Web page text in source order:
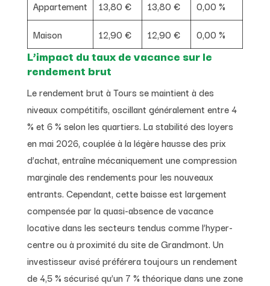
Appartement 13,80 € 13,80 €
0,00 %
Maison
12,90 € 12,90 € 0,00 %
L’impact du taux de vacance sur le
rendement brut
Le rendement brut à Tours se maintient à des
niveaux compétitifs, oscillant généralement entre 4
% et 6 % selon les quartiers. La stabilité des loyers
en mai 2026, couplée à la légère hausse des prix
d’achat, entraîne mécaniquement une compression
marginale des rendements pour les nouveaux
entrants. Cependant, cette baisse est largement
compensée par la quasi-absence de vacance
locative dans les secteurs tendus comme l’hyper-
centre ou à proximité du site de Grandmont. Un
investisseur avisé préférera toujours un rendement
de 4,5 % sécurisé qu’un 7 % théorique dans une zone